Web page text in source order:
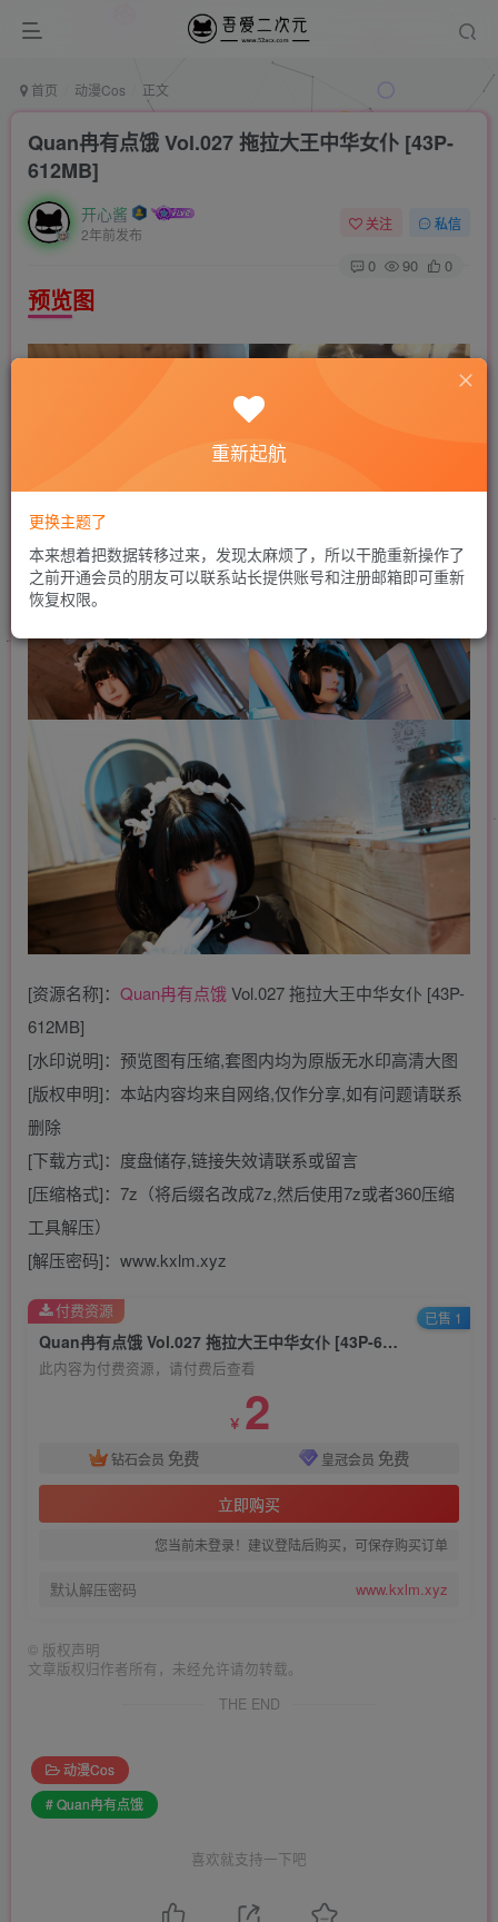
首页 动漫Cos 正文
Quan冉有点饿 Vol.027 拖拉大王中华女仆 [43P-
612MB]
开心酱
2年前发布
关注 私信
0 90 0
预览图
[资源名称]： Quan冉有点饿Vol.027 拖拉大王中华女仆 [43P-
612MB]
[水印说明]：预览图有压缩,套图内均为原版无水印高清大图
[版权申明]：本站内容均来自网络,仅作分享,如有问题请联系
删除
[下载方式]：度盘储存,链接失效请联系或留言
[压缩格式]：7z（将后缀名改成7z,然后使用7z或者360压缩
工具解压）
[解压密码]：www.kxlm.xyz
Quan冉有点饿 Vol.027 拖拉大王中华女仆 [43P-612MB]
此内容为付费资源，请付费后查看
￥ 2
钻石会员 免费 皇冠会员 免费
立即购买
您当前未登录！建议登陆后购买，可保存购买订单
默认解压密码 www.kxlm.xyz
付费资源 已售 1
© 版权声明
文章版权归作者所有，未经允许请勿转载。
THE END
动漫Cos
# Quan冉有点饿
喜欢就支持一下吧
重新起航
更换主题了
本来想着把数据转移过来，发现太麻烦了，所以干脆重新操作了
之前开通会员的朋友可以联系站长提供账号和注册邮箱即可重新
恢复权限。